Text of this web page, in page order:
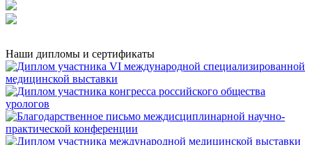
Наши дипломы и сертификаты